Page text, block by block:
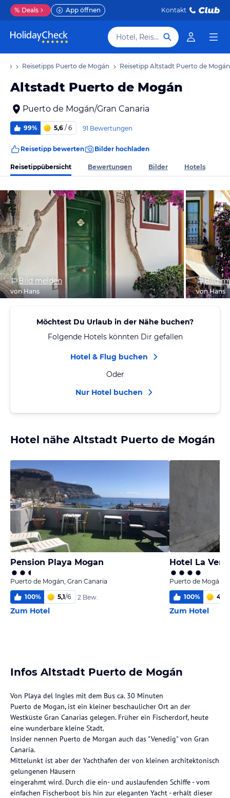
% Deals App öffnen Kontakt
Hotel, Reiseziel
Reisetipps Puerto de Mogán Reisetipp Altstadt Puerto de Mogán
Altstadt Puerto de Mogán
Puerto de Mogán/Gran Canaria
99% 5,6 / 6 91 Bewertungen
Reisetipp bewerten Bilder hochladen
Reisetippübersicht Bewertungen Bilder Hotels
Bild melden
von Hans
Bild
von Hans
Möchtest Du Urlaub in der Nähe buchen?
Folgende Hotels könnten Dir gefallen
Hotel & Flug buchen
Oder
Nur Hotel buchen
Hotel nähe Altstadt Puerto de Mogán
Pension Playa Mogan
Puerto de Mogán, Gran Canaria
100% 5,1/6 2 Bew.
Zum Hotel
Hotel La
Puerto de Mogán,
100% 4,6
Zum Hotel
Infos Altstadt Puerto de Mogán
Von Playa del Ingles mit dem Bus ca. 30 Minuten
Puerto de Mogan, ist ein kleiner beschaulicher Ort an der
Westküste Gran Canarias gelegen. Früher ein Fischerdorf, heute
eine wunderbare kleine Stadt.
Insider nennen Puerto de Morgan auch das "Venedig" von Gran
Canaria.
Mittelunkt ist aber der Yachthafen der von kleinen architektonisch
gelungenen Häusern
eingerahmt wird. Durch die ein- und auslaufenden Schiffe - vom
einfachen Fischerboot bis hin zur eleganten Yacht - erhält dieser